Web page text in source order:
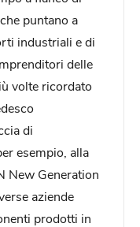
puntano a
industriali e di
delle
volte ricordato
di
esempio, alla
New Generation
aziende
prodotti in